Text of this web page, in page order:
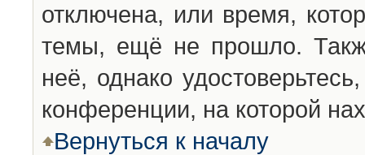
отключена, или время,
темы, ещё не прошло.
неё, однако
конференции, на которой
Вернуться к началу